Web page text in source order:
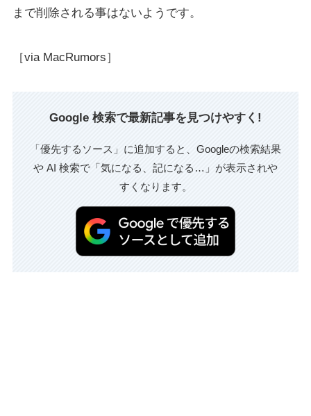
まで削除される事はないようです。
［via MacRumors］
Google 検索で最新記事を見つけやすく!
「優先するソース」に追加すると、Googleの検索結果
や AI 検索で「気になる、記になる…」が表示されや
すくなります。